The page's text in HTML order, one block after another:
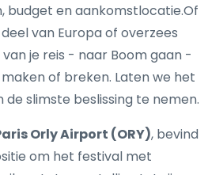
budget en aankomstlocatie.Of
van Europa of overzees
je reis - naar Boom gaan -
of breken. Laten we het
slimste beslissing te nemen.
Orly Airport (ORY), bevind
om het festival met